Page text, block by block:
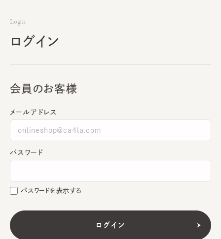
Login
ログイン
会員のお客様
メールアドレス
パスワード
パスワードを表示する